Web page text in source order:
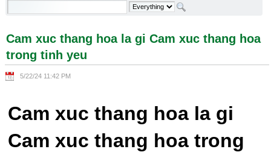
Cam xuc thang hoa la gi Cam xuc thang hoa trong
Cam xuc thang hoa la gi Cam xuc thang hoa
trong tinh yeu
5/22/24 11:42 PM
Cam xuc thang hoa la gi
Cam xuc thang hoa trong